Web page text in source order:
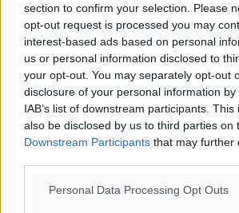
section to confirm your selection. Please
opt-out request is processed you may
interest-based ads based on personal
us or personal information disclosed to
your opt-out. You may separately opt-out
disclosure of your personal information
IAB’s list of downstream participants.
also be disclosed by us to third parties on
Downstream Participants that may further
Personal Data Processing Opt Outs
Συγκέντρωση ειδών
για το δοκιμαζόμενο λαό
Βενεζουέλας από τη
Η αλληλεγγύη δεν γνωρίζει σύνορα
όταν άνθρωποι και κοινωνίες ενώνουν
για να στηρίξουν όσους
μήνυμα, η Λέσχη Lions ...
06.07.26, 17:11